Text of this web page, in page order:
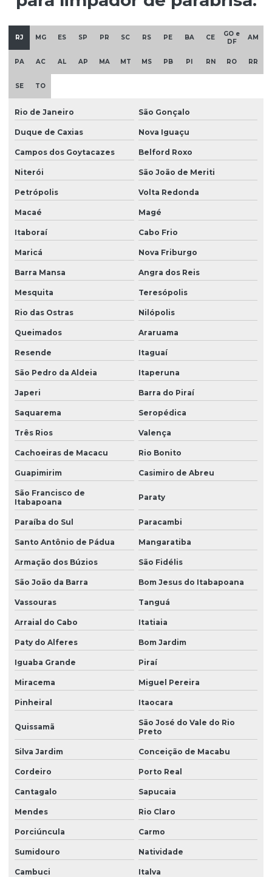
Industria de palhetas
Industria de palhetas automotivas
Limpador de parabrisa com esguicho
Limpador de parabrisa micro ônibus
Limpador de parabrisa para ônibus
Limpador de parabrisa preço
Limpador de parabrisa quanto custa
Limpador de parabrisa traseira
Limpador de parabrisa valor
Manivelas para limpadores
Manivelas para parabrisas
Paleta de parabrisa preço
Palheta de carro
Palheta de carros preços
Palheta do parabrisa
Palheta limpador
Palheta limpador ônibus
Palheta para limpador de parabrisa
Palheta limpador de parabrisa preço
Palheta micro ônibus
Palheta parabrisa
Palheta parabrisa preço
Palhetas 18
Palhetas automotivas
Palhetas automotivas atacado
Palhetas de borracha
Palhetas para caminhão
Palhetas para ônibus
Peças e acessórios parabrisa
RJ MG ES SP PR SC RS PE BA CE
GO e
DF
AM
PA AC AL AP MA MT MS PB PI RN RO RR
SE TO
Rio de Janeiro São Gonçalo
Duque de Caxias Nova Iguaçu
Campos dos Goytacazes Belford Roxo
Niterói São João de Meriti
Petrópolis Volta Redonda
Macaé Magé
Itaboraí Cabo Frio
Maricá Nova Friburgo
Barra Mansa Angra dos Reis
Mesquita Teresópolis
Rio das Ostras Nilópolis
Queimados Araruama
Resende Itaguaí
São Pedro da Aldeia Itaperuna
Japeri Barra do Piraí
Saquarema Seropédica
Três Rios Valença
Cachoeiras de Macacu Rio Bonito
Guapimirim Casimiro de Abreu
São Francisco de
Itabapoana
Paraty
Paraíba do Sul Paracambi
Santo Antônio de Pádua Mangaratiba
Armação dos Búzios São Fidélis
São João da Barra Bom Jesus do Itabapoana
Vassouras Tanguá
Arraial do Cabo Itatiaia
Paty do Alferes Bom Jardim
Iguaba Grande Piraí
Miracema Miguel Pereira
Pinheiral Itaocara
Quissamã
São José do Vale do Rio
Preto
Silva Jardim Conceição de Macabu
Cordeiro Porto Real
Cantagalo Sapucaia
Mendes Rio Claro
Porciúncula Carmo
Sumidouro Natividade
Cambuci Italva